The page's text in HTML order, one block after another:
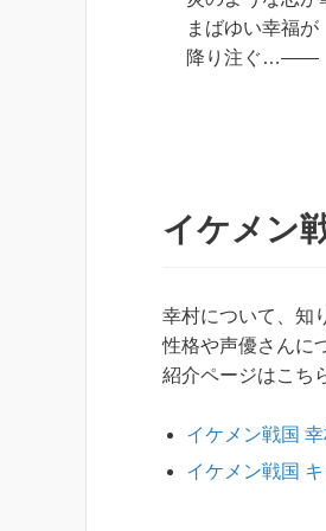
まばゆい幸福が
降り注ぐ…――
イケメン
幸村について、知
性格や声優さんに
紹介ページはこち
イケメン戦国
イケメン戦国